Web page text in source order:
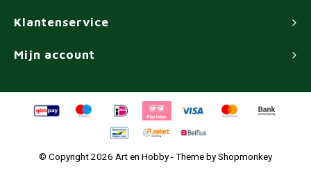
Klantenservice
Mijn account
© Copyright 2026 Art en Hobby - Theme byShopmonkey